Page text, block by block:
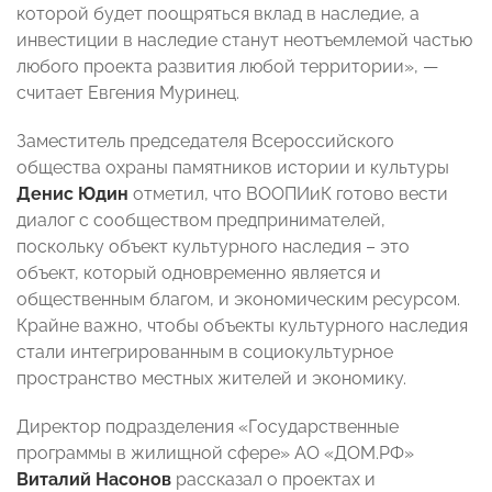
которой будет поощряться вклад в наследие, а
инвестиции в наследие станут неотъемлемой частью
любого проекта развития любой территории», —
считает Евгения Муринец.
Заместитель председателя Всероссийского
общества охраны памятников истории и культуры
Денис Юдин отметил, что ВООПИиК готово вести
диалог с сообществом предпринимателей,
поскольку объект культурного наследия – это
объект, который одновременно является и
общественным благом, и экономическим ресурсом.
Крайне важно, чтобы объекты культурного наследия
стали интегрированным в социокультурное
пространство местных жителей и экономику.
Директор подразделения «Государственные
программы в жилищной сфере» АО «ДОМ.РФ»
Виталий Насонов рассказал о проектах и